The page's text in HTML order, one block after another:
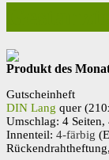
Produkt des
Gutscheinheft
DIN Lang quer
Umschlag: 4 Seiten,
Innenteil: 4-färbig